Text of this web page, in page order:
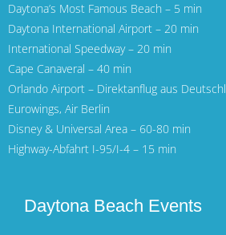
Daytona’s Most Famous Beach – 5 min
Daytona International Airport – 20 min
International Speedway – 20 min
Cape Canaveral – 40 min
Orlando Airport – Direktanflug aus
Eurowings, Air Berlin
Disney & Universal Area – 60-80 min
Highway-Abfahrt I-95/I-4 – 15 min
Daytona Beach Events